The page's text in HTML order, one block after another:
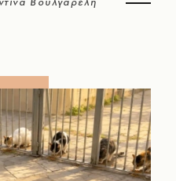
Βουλγαρέλη